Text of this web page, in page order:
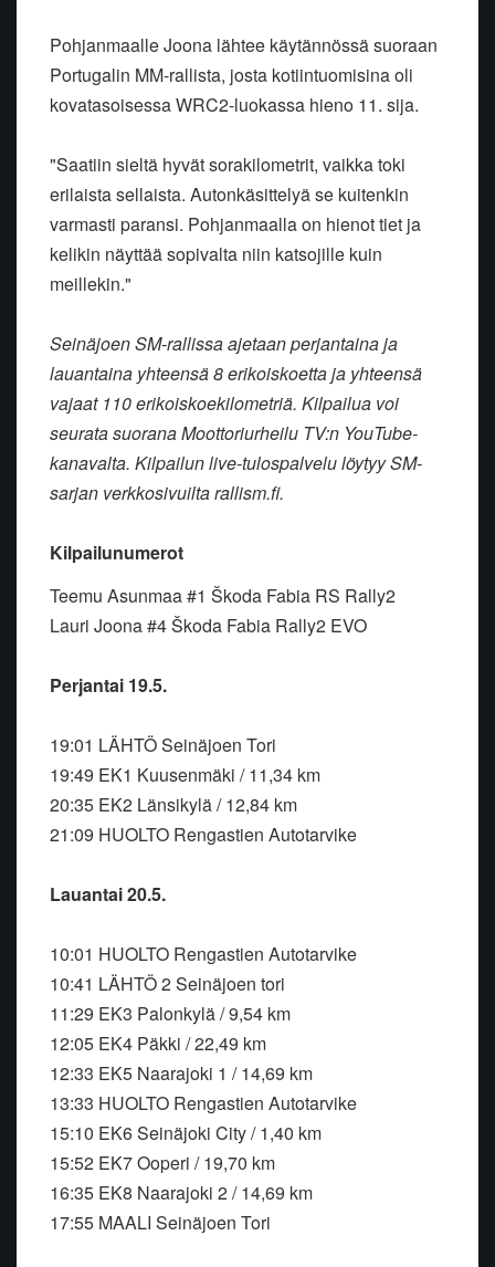
Pohjanmaalle Joona lähtee käytännössä suoraan
Portugalin MM-rallista, josta kotiintuomisina oli
kovatasoisessa WRC2-luokassa hieno 11. sija.
"Saatiin sieltä hyvät sorakilometrit, vaikka toki
erilaista sellaista. Autonkäsittelyä se kuitenkin
varmasti paransi. Pohjanmaalla on hienot tiet ja
kelikin näyttää sopivalta niin katsojille kuin
meillekin."
Seinäjoen SM-rallissa ajetaan perjantaina ja
lauantaina yhteensä 8 erikoiskoetta ja yhteensä
vajaat 110 erikoiskoekilometriä. Kilpailua voi
seurata suorana Moottoriurheilu TV:n YouTube-
kanavalta. Kilpailun live-tulospalvelu löytyy SM-
sarjan verkkosivuilta rallism.fi.
Kilpailunumerot
Teemu Asunmaa #1 Škoda Fabia RS Rally2
Lauri Joona #4 Škoda Fabia Rally2 EVO
Perjantai 19.5.
19:01 LÄHTÖ Seinäjoen Tori
19:49 EK1 Kuusenmäki / 11,34 km
20:35 EK2 Länsikylä / 12,84 km
21:09 HUOLTO Rengastien Autotarvike
Lauantai 20.5.
10:01 HUOLTO Rengastien Autotarvike
10:41 LÄHTÖ 2 Seinäjoen tori
11:29 EK3 Palonkylä / 9,54 km
12:05 EK4 Päkki / 22,49 km
12:33 EK5 Naarajoki 1 / 14,69 km
13:33 HUOLTO Rengastien Autotarvike
15:10 EK6 Seinäjoki City / 1,40 km
15:52 EK7 Ooperi / 19,70 km
16:35 EK8 Naarajoki 2 / 14,69 km
17:55 MAALI Seinäjoen Tori